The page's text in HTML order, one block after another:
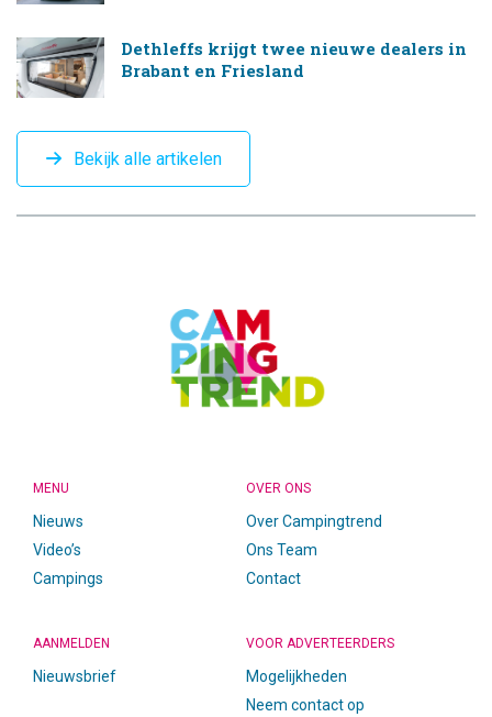
Dethleffs krijgt twee nieuwe dealers in
Brabant en Friesland
Bekijk alle artikelen
MENU
Nieuws
Video’s
Campings
OVER ONS
Over Campingtrend
Ons Team
Contact
AANMELDEN
Nieuwsbrief
VOOR ADVERTEERDERS
Mogelijkheden
Neem contact op